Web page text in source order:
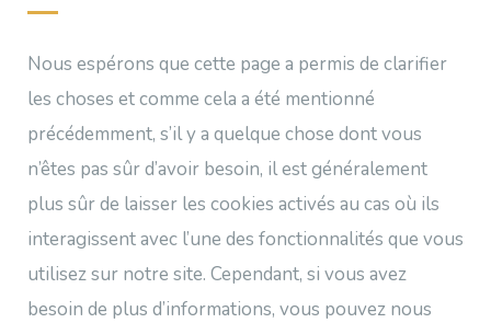
Nous espérons que cette page a permis de clarifier
les choses et comme cela a été mentionné
précédemment, s’il y a quelque chose dont vous
n’êtes pas sûr d’avoir besoin, il est généralement
plus sûr de laisser les cookies activés au cas où ils
interagissent avec l’une des fonctionnalités que vous
utilisez sur notre site. Cependant, si vous avez
besoin de plus d’informations, vous pouvez nous